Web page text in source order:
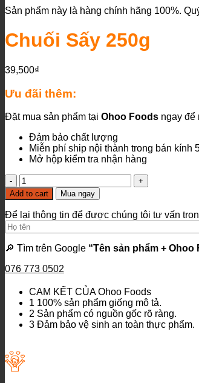
Sản phẩm này là hàng chính hãng 100%.
Chuối Sấy 250g
39,500₫
Ưu đãi thêm:
Đặt mua sản phẩm tại Ohoo Foods ngay để
Đảm bảo chất lượng
Miễn phí ship nội thành trong bán kính
Mở hộp kiểm tra nhận hàng
Chuối
Sấy
250g
quantity
Add to cart Mua ngay
Để lại thông tin để được chúng tôi tư vấn
🔎 Tìm trên Google “Tên sản phẩm + Ohoo
076 773 0502
CAM KẾT CỦA Ohoo Foods
1 100% sản phẩm giống mô tả.
2 Sản phẩm có nguồn gốc rõ ràng.
3 Đảm bảo vệ sinh an toàn thực phẩm.